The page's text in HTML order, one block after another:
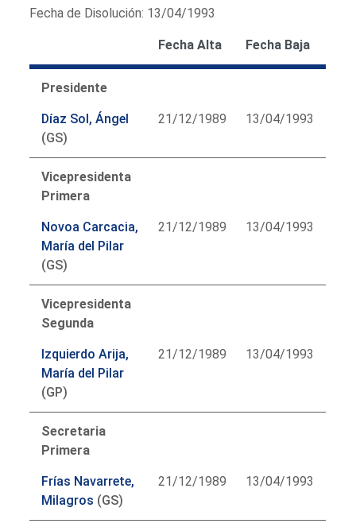
Fecha de Disolución: 13/04/1993
Fecha Alta Fecha Baja
Presidente
Díaz Sol, Ángel
(GS)
21/12/1989 13/04/1993
Vicepresidenta
Primera
Novoa Carcacia,
María del Pilar
(GS)
21/12/1989 13/04/1993
Vicepresidenta
Segunda
Izquierdo Arija,
María del Pilar
(GP)
21/12/1989 13/04/1993
Secretaria
Primera
Frías Navarrete,
Milagros (GS)
21/12/1989 13/04/1993